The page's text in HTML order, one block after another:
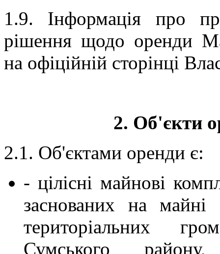
1.9. Інформація про
рішення щодо оренди
на офіційній сторінці
2. Об'єкти
2.1. Об'єктами оренди є:
- цілісні майнові
заснованих на майні
територіальних
Сумського